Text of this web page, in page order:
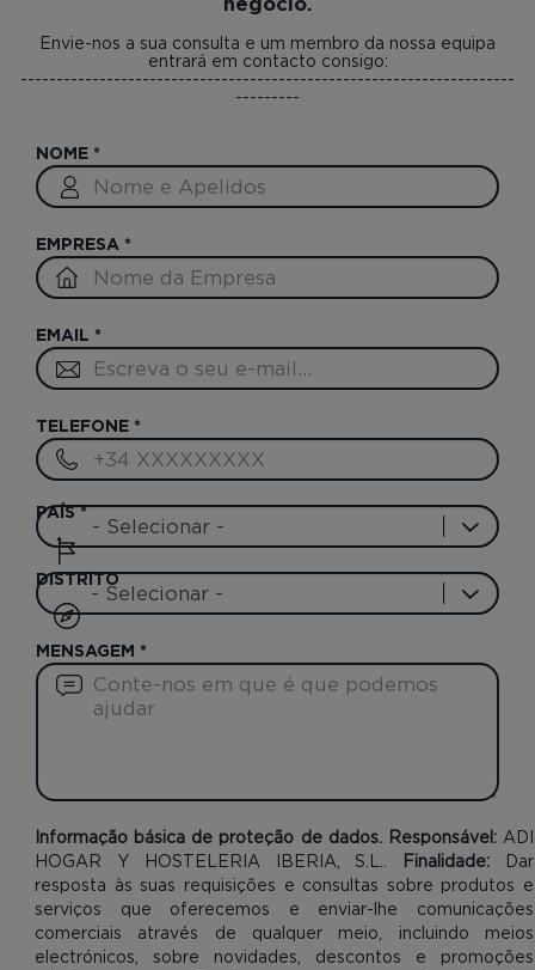
negócio.
Envie-nos a sua consulta e um membro da nossa equipa
entrará em contacto consigo:
---------------------------------------------------------------------
---------
NOME *
EMPRESA *
EMAIL *
TELEFONE *
PAÍS *
DISTRITO
MENSAGEM *
Informação básica de proteção de dados. Responsável:ADI
HOGAR Y HOSTELERIA IBERIA, S.L..
Finalidade: Dar
resposta às suas requisições e consultas sobre produtos e
serviços que oferecemos e enviar-lhe comunicações
comerciais através de qualquer meio, incluindo meios
electrónicos, sobre novidades, descontos e promoções